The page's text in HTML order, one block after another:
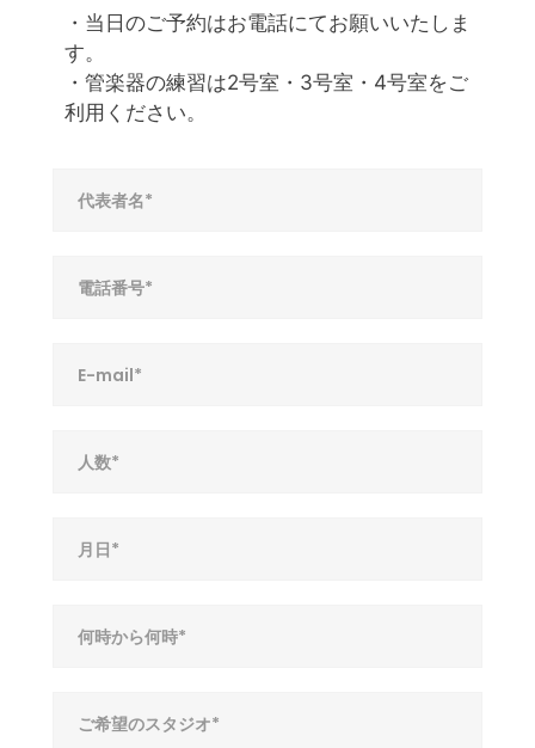
・当日のご予約はお電話にてお願いいたしま
す。
・管楽器の練習は2号室・3号室・4号室をご
利用ください。